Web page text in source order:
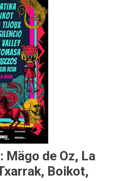
Mägo de Oz, La
Boikot,